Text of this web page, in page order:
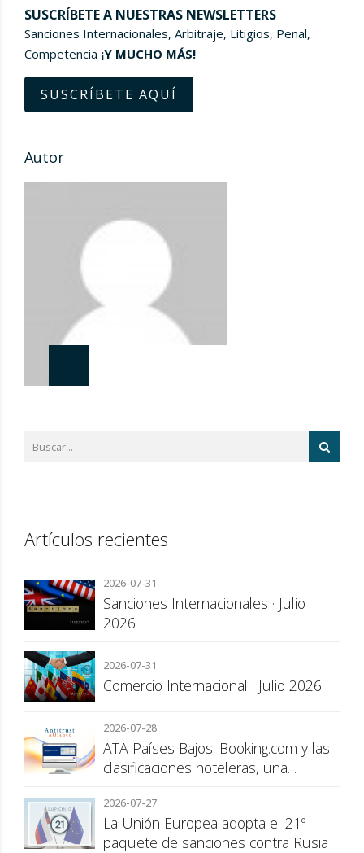
SUSCRÍBETE A NUESTRAS NEWSLETTERS
Sanciones Internacionales, Arbitraje, Litigios, Penal,
Competencia ¡Y MUCHO MÁS!
SUSCRÍBETE AQUÍ
Autor
Artículos recientes
2026-07-31
Sanciones Internacionales · Julio
2026
2026-07-31
Comercio Internacional · Julio 2026
2026-07-28
ATA Países Bajos: Booking.com y las
clasificaciones hoteleras, una
consumidor
2026-07-27
La Unión Europea adopta el 21º
paquete de sanciones contra Rusia